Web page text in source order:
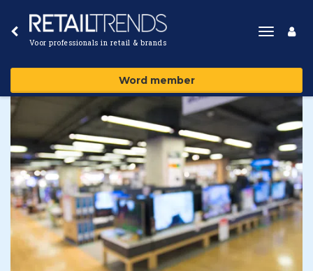
Voor professionals in retail & brands
Toggle
Word member